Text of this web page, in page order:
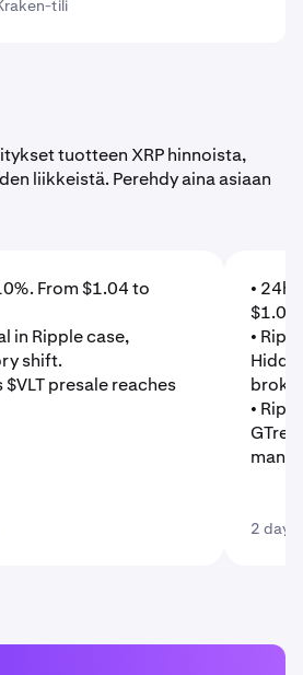
tili
tuotteen XRP hinnoista,
liikkeistä. Perehdy aina asiaan
From $1.04 to
in Ripple case,
shift.
$VLT presale reaches
• 24h
•
•
2 days